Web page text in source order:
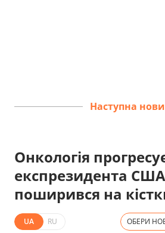
Наступна
Онкологія
експрезидента
поширився на
UA RU ОБЕРИ